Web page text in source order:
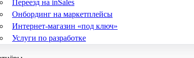
Переезд на inSales
Онбординг на маркетплейсы
Интернет-магазин «под ключ»
Услуги по разработке